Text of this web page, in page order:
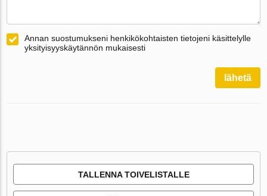
Annan suostumukseni henkikökohtaisten tietojeni käsittelylle
yksityisyyskäytännön mukaisesti
lähetä
TALLENNA TOIVELISTALLE